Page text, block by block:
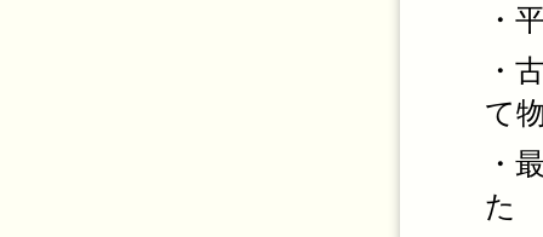
・
・
て
・
た